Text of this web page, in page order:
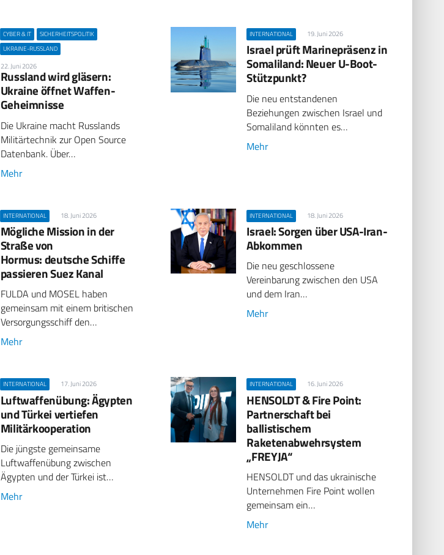
CYBER & IT
SICHERHEITSPOLITIK
UKRAINE-RUSSLAND
22. Juni 2026
Russland wird gläsern:
Ukraine öffnet Waffen-
Geheimnisse
Die Ukraine macht Russlands
Militärtechnik zur Open Source
Datenbank. Über…
Mehr
INTERNATIONAL 19. Juni 2026
Israel prüft Marinepräsenz in
Somaliland: Neuer U-Boot-
Stützpunkt?
Die neu entstandenen
Beziehungen zwischen Israel und
Somaliland könnten es…
Mehr
INTERNATIONAL 18. Juni 2026
Mögliche Mission in der
Straße von
Hormus: deutsche Schiffe
passieren Suez Kanal
FULDA und MOSEL haben
gemeinsam mit einem britischen
Versorgungsschiff den…
Mehr
INTERNATIONAL 18. Juni 2026
Israel: Sorgen über USA-Iran-
Abkommen
Die neu geschlossene
Vereinbarung zwischen den USA
und dem Iran…
Mehr
INTERNATIONAL 17. Juni 2026
Luftwaffenübung: Ägypten
und Türkei vertiefen
Militärkooperation
Die jüngste gemeinsame
Luftwaffenübung zwischen
Ägypten und der Türkei ist…
Mehr
INTERNATIONAL 16. Juni 2026
HENSOLDT & Fire Point:
Partnerschaft bei
ballistischem
Raketenabwehrsystem
„FREYJA“
HENSOLDT und das ukrainische
Unternehmen Fire Point wollen
gemeinsam ein…
Mehr